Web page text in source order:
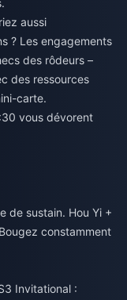
aussi
? Les engagements
des rôdeurs –
des ressources
carte.
vous dévorent
de sustain. Hou Yi +
constamment
Invitational :